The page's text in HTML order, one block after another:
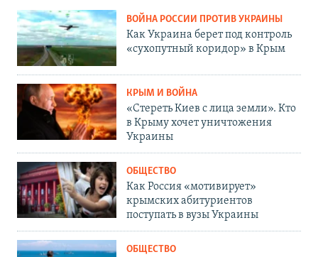
ВОЙНА РОССИИ ПРОТИВ УКРАИНЫ
Как Украина берет под контроль
«сухопутный коридор» в Крым
КРЫМ И ВОЙНА
«Стереть Киев с лица земли». Кто
в Крыму хочет уничтожения
Украины
ОБЩЕСТВО
Как Россия «мотивирует»
крымских абитуриентов
поступать в вузы Украины
ОБЩЕСТВО